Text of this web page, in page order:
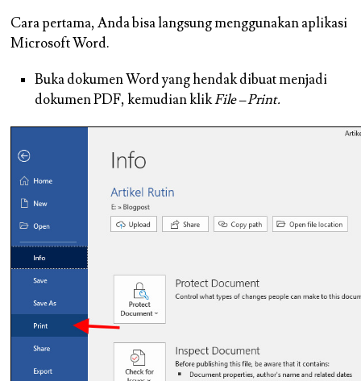
Cara pertama, Anda bisa langsung menggunakan aplikasi
Microsoft Word.
Buka dokumen Word yang hendak dibuat menjadi
dokumen PDF, kemudian klikFile – Print.